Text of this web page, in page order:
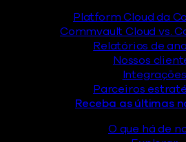
Platform Cloud da
Commvault Cloud vs.
Relatórios de
Nossos
Integrações
Parceiros
Receba as últimas
O que há de